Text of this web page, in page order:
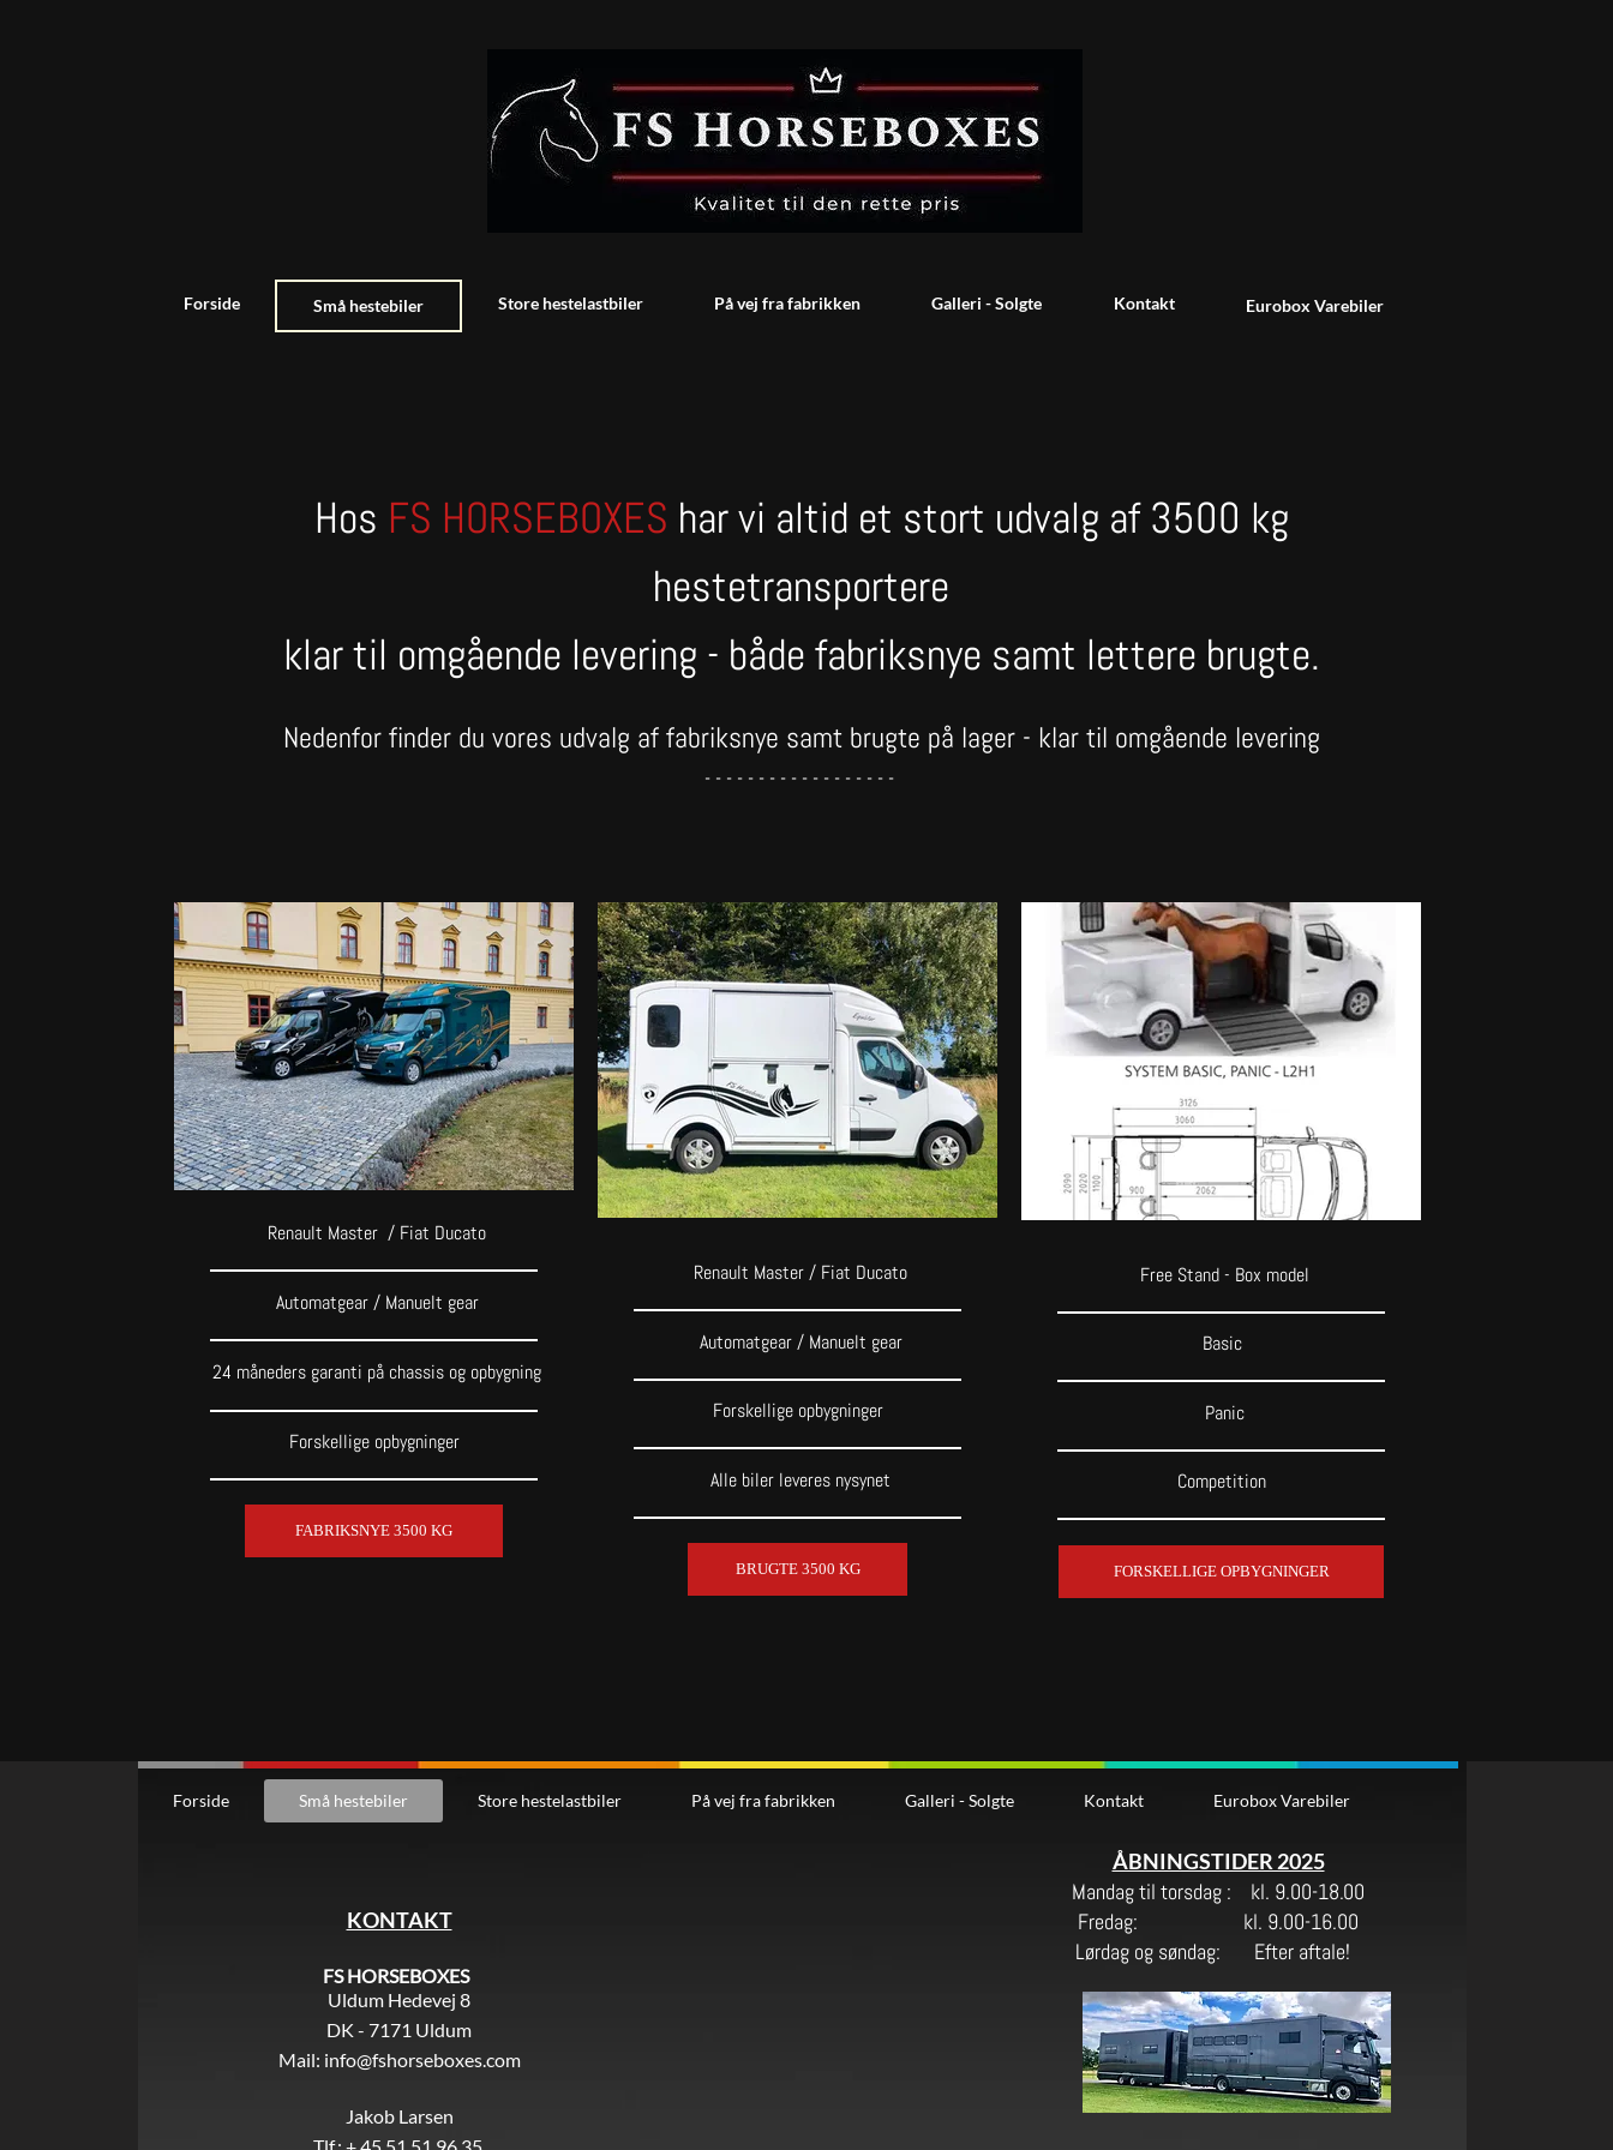
Forside Små hestebiler Store hestelastbiler På vej fra fabrikken Galleri - Solgte Kontakt Eurobox Varebiler
Hos FS HORSEBOXES har vi altid et stort udvalg af 3500 kg
hestetransportere
klar til omgående levering - både fabriksnye samt lettere brugte.
Nedenfor finder du vores udvalg af fabriksnye samt brugte på lager - klar til omgående levering
- - - - - - - - - - - - - - - - - -
Renault Master / Fiat Ducato​
Automatgear / Manuelt gear
24 måneders garanti på chassis og opbygning
Forskellige opbygninger
FABRIKSNYE 3500 KG
Renault Master / Fiat Ducato
Automatgear / Manuelt gear
Forskellige opbygninger
Alle biler leveres nysynet
BRUGTE 3500 KG
Free Stand - Box model
Basic
Panic
Competition
FORSKELLIGE OPBYGNINGER
KONTAKT
FS HORSEBOXES
Uldum Hedevej 8
DK - 7171 Uldum
Mail: info@fshorseboxes.com
Jakob Larsen
ÅBNINGSTIDER 2025
Mandag til torsdag : kl. 9.00-18.00
Fredag:
kl. 9.00-16.00
Lørdag og søndag: Efter aftale!
Forside Små hestebiler Store hestelastbiler På vej fra fabrikken Galleri - Solgte Kontakt Eurobox Varebiler